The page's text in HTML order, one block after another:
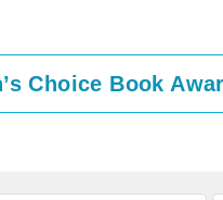
Choice Book